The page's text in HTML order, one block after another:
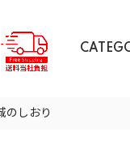
のしおり